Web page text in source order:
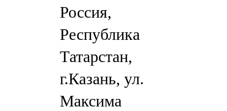
Россия,
Республика
Татарстан,
г.Казань, ул.
Максима